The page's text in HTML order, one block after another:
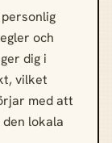
och
dig i
vilket
med att
lokala